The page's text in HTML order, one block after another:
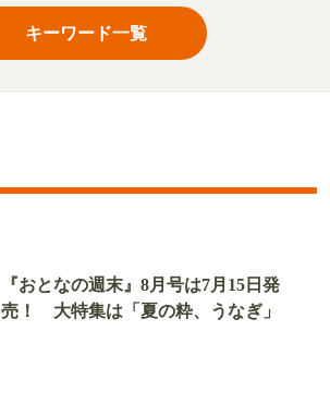
キーワード一覧
『おとなの週末』8月号は7月15日発
売！ 大特集は「夏の粋、うなぎ」